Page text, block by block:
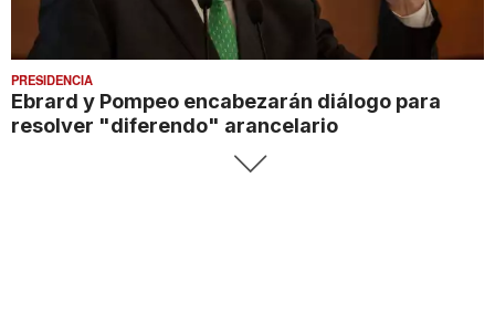
PRESIDENCIA
Ebrard y Pompeo encabezarán diálogo para
resolver "diferendo" arancelario